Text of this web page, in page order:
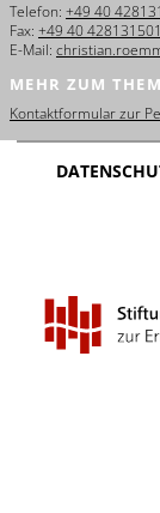
Telefon: +49 40
Fax: +49 40 428131501
E-Mail:
MEHR ZUM
Kontaktformular zur